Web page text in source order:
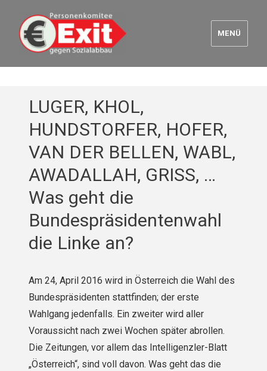
Euro Exit
MENÜ
LUGER, KHOL,
HUNDSTORFER, HOFER,
VAN DER BELLEN, WABL,
AWADALLAH, GRISS, …
Was geht die
Bundespräsidentenwahl
die Linke an?
Am 24, April 2016 wird in Österreich die Wahl des
Bundespräsidenten stattfinden; der erste
Wahlgang jedenfalls. Ein zweiter wird aller
Voraussicht nach zwei Wochen später abrollen.
Die Zeitungen, vor allem das Intelligenzler-Blatt
„Österreich“, sind voll davon. Was geht das die